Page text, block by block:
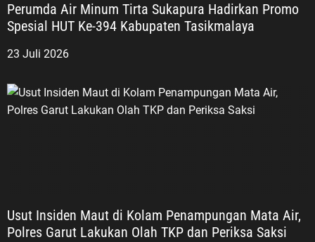
Perumda Air Minum Tirta Sukapura Hadirkan Promo
Spesial HUT Ke-394 Kabupaten Tasikmalaya
23 Juli 2026
Usut Insiden Maut di Kolam Penampungan Mata Air,
Polres Garut Lakukan Olah TKP dan Periksa Saksi